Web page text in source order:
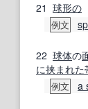
21 球形の
例文
22 球体の
に挟まれた
例文 a